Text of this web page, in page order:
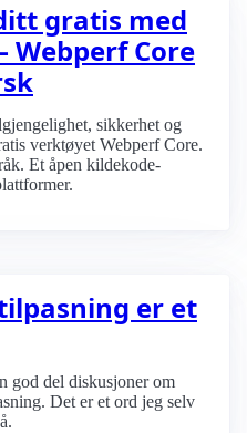
gratis med
Webperf Core
sikkerhet og
verktøyet Webperf Core.
Et åpen kildekode-
er et
god del diskusjoner om
Det er et ord jeg selv